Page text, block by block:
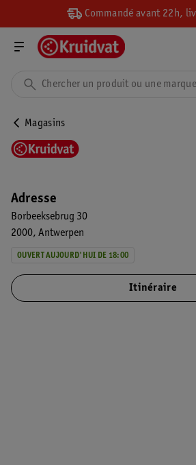
Commandé avant 22h,
Magasins
Adresse
Borbeeksebrug 30
2000 Antwerpen
OUVERT AUJOURD'HUI DE 18:00
Itinéraire